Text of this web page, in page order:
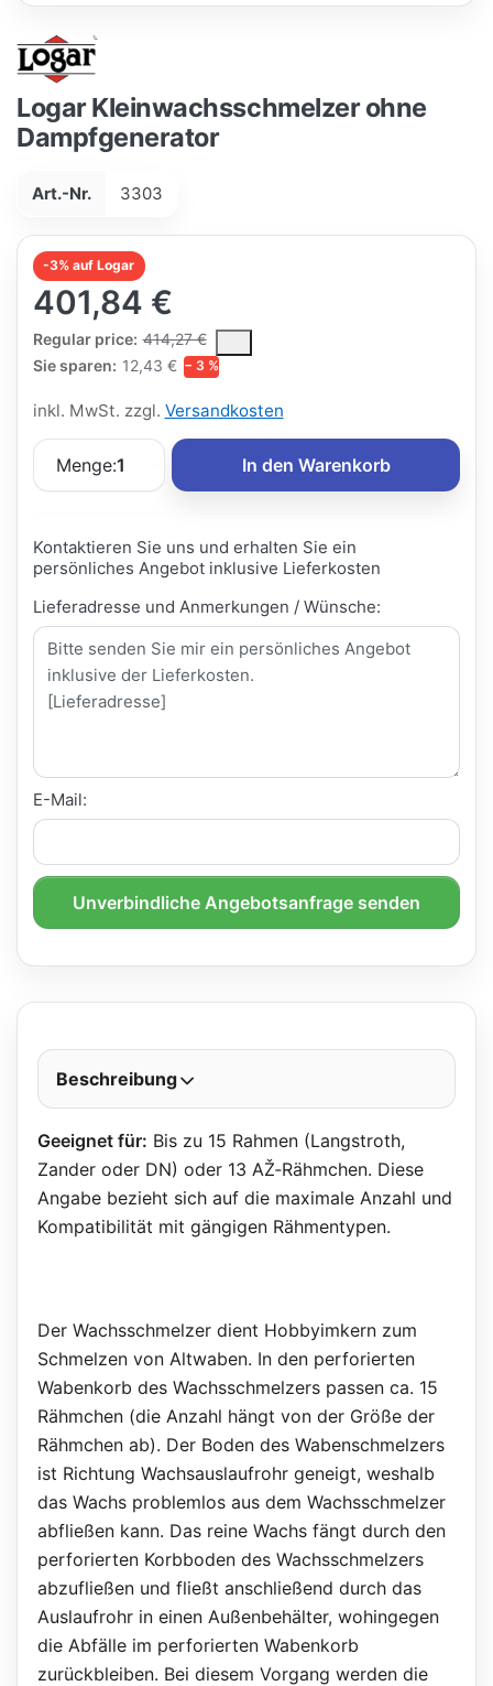
Logar Kleinwachsschmelzer ohne
Dampfgenerator
Art.-Nr. 3303
-3% auf Logar
401,84 €
Regular price: 414,27 €
The Regular Price is the median selling price paid by
Sie sparen: 12,43 € − 3 %
inkl. MwSt. zzgl. Versandkosten
Menge:1 In den Warenkorb
Kontaktieren Sie uns und erhalten Sie ein
persönliches Angebot inklusive Lieferkosten
Lieferadresse und Anmerkungen / Wünsche:
E-Mail:
Unverbindliche Angebotsanfrage senden
Beschreibung
Geeignet für: Bis zu 15 Rahmen (Langstroth,
Zander oder DN) oder 13 AŽ‑Rähmchen. Diese
Angabe bezieht sich auf die maximale Anzahl und
Kompatibilität mit gängigen Rähmentypen.
Der Wachsschmelzer dient Hobbyimkern zum
Schmelzen von Altwaben. In den perforierten
Wabenkorb des Wachsschmelzers passen ca. 15
Rähmchen (die Anzahl hängt von der Größe der
Rähmchen ab). Der Boden des Wabenschmelzers
ist Richtung Wachsauslaufrohr geneigt, weshalb
das Wachs problemlos aus dem Wachsschmelzer
abfließen kann. Das reine Wachs fängt durch den
perforierten Korbboden des Wachsschmelzers
abzufließen und fließt anschließend durch das
Auslaufrohr in einen Außenbehälter, wohingegen
die Abfälle im perforierten Wabenkorb
zurückbleiben. Bei diesem Vorgang werden die